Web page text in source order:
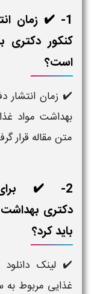
1- ✔️ زمان
کنکور دکتری
است؟
✔️ زمان انتشار
بهداشت مواد
متن مقاله قرار
2- ✔️
دکتری
باید کرد؟
✔️ لینک دانلود
غذایی مربوط به